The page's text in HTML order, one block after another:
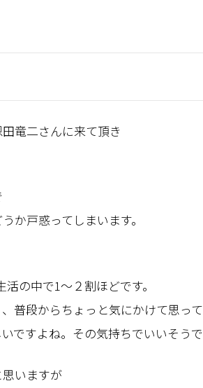
竜二さんに来て頂き
か戸惑ってしまいます。
の中で1～２割ほどです。
普段からちょっと気にかけて思っ
ですよね。その気持ちでいいそうで
いますが